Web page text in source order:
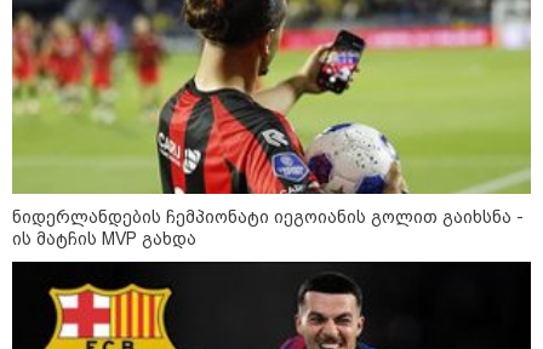
2008 წლის რუსეთ-საქართველოს
ომის მე-18 წლისთავთან
დაკავშირებით ადმინისტრაციულ
შენობებზე სახელმწიფო დროშები
დაეშვა
გიორგი ბარამიძე - ომის პირველ
დღეებში, ტყვეების გაცვლის, თუ
სხვა მძიმე პროცესების
ნიდერლანდების ჩემპიონატი იეგოიანის გოლით გაიხსნა -
ის მატჩის MVP გახდა